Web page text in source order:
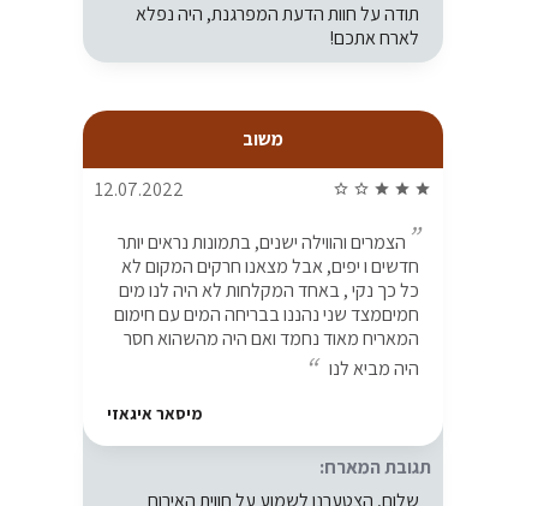
תודה על חוות הדעת המפרגנת, היה נפלא
לארח אתכם!
משוב
star
star
star
star_border
star_border
12.07.2022
הצמרים והווילה ישנים, בתמונות נראים יותר
חדשים ו יפים, אבל מצאנו חרקים המקום לא
כל כך נקי , באחד המקלחות לא היה לנו מים
חמיםמצד שני נהננו בבריחה המים עם חימום
המאריח מאוד נחמד ואם היה מהשהוא חסר
היה מביא לנו
מיסאר איגאזי
תגובת המארח:
שלום, הצטערנו לשמוע על חווית האירוח